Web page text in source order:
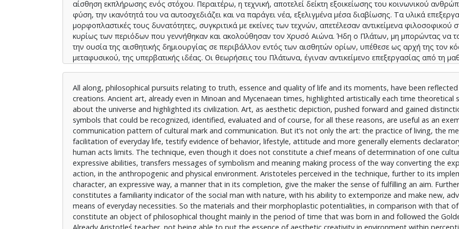
αίσθηση εκπλήρωσης ενός στόχου. Περαιτέρω, η τεχνική, αποτελεί δείκτη εξοικείωσης του κοινωνικού
φύση, την ικανότητά του να αυτοσχεδιάζει και να παράγει νέα, εξελιγμένα μέσα διαβίωσης. Τα υλικά
μορφοπλαστικές τους δυνατότητες, συγκριτικά με εκείνες των τεχνών, απετέλεσαν αντικείμενα φιλοσοφικού
κυρίως των περιόδων που γεννήθηκαν και ακολούθησαν τον Χρυσό Αιώνα. Ήδη ο Πλάτων, μη μπορώντας να
την ουσία της αισθητικής δημιουργίας σε περιβάλλον εντός των αισθητών ορίων, υπέθεσε ως αρχή της τον
μεταφυσικού, της υπερβατικής ιδέας. Οι θεωρήσεις του Πλάτωνα, έγιναν αντικείμενο επεξεργασίας από τη
Ρωμαϊκής παράδοσης και από εκεί μεταδόθηκαν στη φιλοσοφία του Ανατολικού και Δυτικού Μεσαίωνα. Έτσι,
αφομοίωσε τις αρχαιοελληνικές θεμελιώδεις αρχές που διέπουν την Αισθητική, στη βάση οντολογικών,
και ηθικών προτεραιοτήτων. Από την Αναγέννηση και έπειτα, η τεχνική, άρρηκτα συνδεδεμένη με την τέχνη,
σταδιακά μια περισσότερο μηχανική διαδικασία η οποία, με την ανάπτυξη της επιστημονικής γνώσης κατά την
Διαφωτισμού, αποσπάται από την τέχνη και προσκολλάται στη διαρκώς αναπτυσσόμενη τεχνολογία,
γνώση της μεθόδου. Η δε τέχνη, συμπορευόμενη με τις ραγδαίες μεταβολές του κοινωνικού και πολιτισμικού
ιδιαίτερα ορατές στα χρόνια που ακολούθησαν τις τρεις μεγάλες Επαναστάσεις, ήτοι την Επιστημονική και τη
Βιομηχανική και Γαλλική Επανάσταση, υφίσταται συνεχείς μετασχηματισμούς, λαμβάνοντας, στη σύγχρονη
μορφή μιας επικοινωνιακής διαδικασίας η οποία προσφέρεται περισσότερο για εξωτερική βιωματική
αισθητική απόλαυση. Παρά την προσαρμοζόμενη στην κρατούσα τάξη πραγμάτων εξέλιξη της αισθητικής κατά
πορεία του Δυτικού πολιτισμού, κλασική ή μοντέρνα, εικονική ή ανεικονική, καταφατικά ή αντιφατικά κείμενη
αισθητική των Αρχαίων Ελλήνων, η δυτική τέχνη, τόσο με τη νεωτερική όσο και με τη ριζωμένη στην
πραγματικότητα σύγχρονη εκδοχή της αισθητικής, ξεκινά και καταλήγει στο ίδιο σημείο: Την παράμετρο αυτή
All along, philosophical pursuits relating to truth, essence and quality of life and its moments, have been
creations. Ancient art, already even in Minoan and Mycenaean times, highlighted artistically each time theoretical
about the universe and highlighted its civilization. Art, as aesthetic depiction, pushed forward and gained
symbols that could be recognized, identified, evaluated and of course, for all these reasons, are useful as an
communication pattern of cultural mark and communication. But it’s not only the art: the practice of living, the
facilitation of everyday life, testify evidence of behavior, lifestyle, attitude and more generally elements
human acts limits. The technique, even though it does not constitute a chief means of determination of one
expressive abilities, transfers messages of symbolism and meaning making process of the way converting the
action, in the anthropogenic and physical environment. Aristoteles perceived in the technique, further to its
character, an expressive way, a manner that in its completion, give the maker the sense of fulfilling an aim.
constitutes a familiarity indicator of the social man with nature, with his ability to extemporize and make new,
means of everyday necessities. So the materials and their morphoplastic potentialities, in comparison with that
constitute an object of philosophical thought mainly in the period of time that was born in and followed the